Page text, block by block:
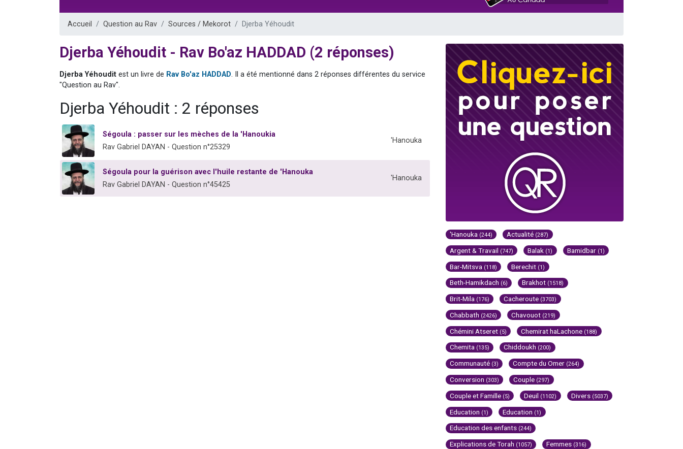
Accueil Question au Rav Sources / Mekorot Djerba Yéhoudit
Djerba Yéhoudit - Rav Bo'az HADDAD (2 réponses)
Djerba Yéhoudit est un livre de Rav Bo'az HADDAD. Il a été mentionné dans 2 réponses différentes du service
"Question au Rav".
Djerba Yéhoudit : 2 réponses
Ségoula : passer sur les mèches de la 'Hanoukia
Rav Gabriel DAYAN - Question n°25329
'Hanouka
Ségoula pour la guérison avec l'huile restante de 'Hanouka
Rav Gabriel DAYAN - Question n°45425
'Hanouka
'Hanouka (244) Actualité (287)
Argent & Travail (747) Balak (1) Bamidbar (1)
Bar-Mitsva (118) Berechit (1)
Beth-Hamikdach (6) Brakhot (1518)
Brit-Mila (176) Cacheroute (3703)
Chabbath (2426) Chavouot (219)
Chémini Atseret (5) Chemirat haLachone (188)
Chemita (135) Chiddoukh (200)
Communauté (3) Compte du Omer (264)
Conversion (303) Couple (297)
Couple et Famille (5) Deuil (1102) Divers (5037)
Education (1) Education (1)
Education des enfants (244)
Explications de Torah (1057) Femmes (316)